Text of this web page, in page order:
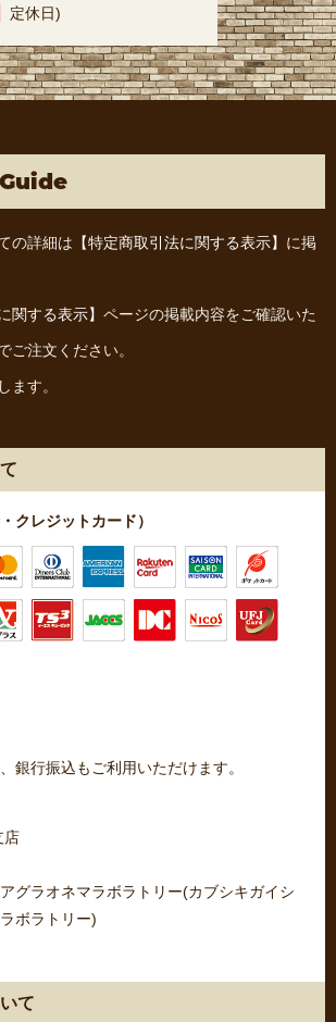
定休日)
の詳細は 【特定商取引法に関する表示】 に掲
関する表示】 ページの掲載内容をご確認いた
ご注文ください。
ます。
クレジットカード）
銀行振込もご利用いただけます。
グラオネマラボラトリー(カブシキガイシ
ボラトリー)
て